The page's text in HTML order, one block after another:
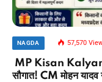
NAGDA 57,570
MP Kisan
सौगात! CM मोहन